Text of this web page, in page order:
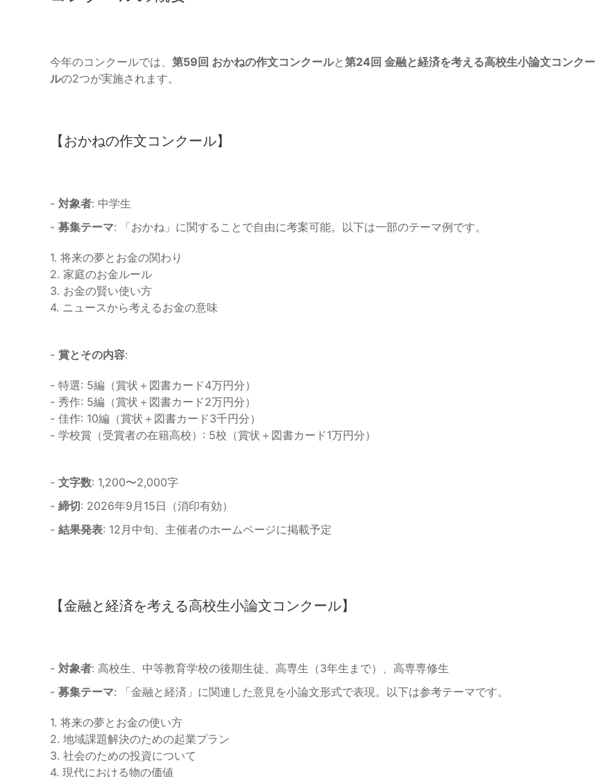
今年のコンクールでは、 第59回 おかねの作文コンクールと第24回 金融と経済を考える高校生小論文コンクー
ルの2つが実施されます。
【おかねの作文コンクール】
- 対象者: 中学生
- 募集テーマ: 「おかね」に関することで自由に考案可能。以下は一部のテーマ例です。
1. 将来の夢とお金の関わり
2. 家庭のお金ルール
3. お金の賢い使い方
4. ニュースから考えるお金の意味
- 賞とその内容:
- 特選: 5編（賞状＋図書カード4万円分）
- 秀作: 5編（賞状＋図書カード2万円分）
- 佳作: 10編（賞状＋図書カード3千円分）
- 学校賞（受賞者の在籍高校）: 5校（賞状＋図書カード1万円分）
- 文字数: 1,200〜2,000字
- 締切: 2026年9月15日（消印有効）
- 結果発表: 12月中旬、主催者のホームページに掲載予定
【金融と経済を考える高校生小論文コンクール】
- 対象者: 高校生、中等教育学校の後期生徒、高専生（3年生まで）、高専専修生
- 募集テーマ: 「金融と経済」に関連した意見を小論文形式で表現。以下は参考テーマです。
1. 将来の夢とお金の使い方
2. 地域課題解決のための起業プラン
3. 社会のための投資について
4. 現代における物の価値